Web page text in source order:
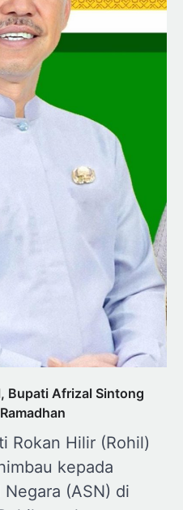
Bupati Afrizal Sintong
Rokan Hilir (Rohil)
kepada
(ASN) di